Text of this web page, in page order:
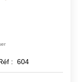
: 604